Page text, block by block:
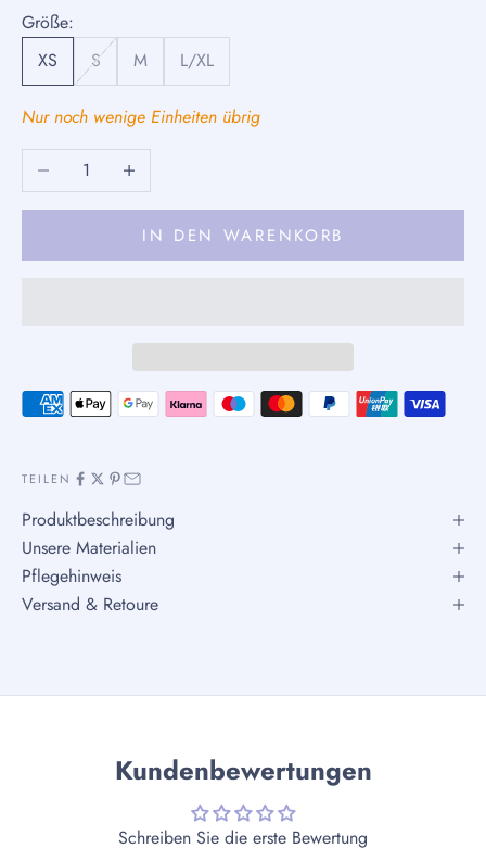
Größe:
XS
S M L/XL
Nur noch wenige Einheiten übrig
Anzahl verringernAnzahl erhöhen
IN DEN WARENKORB
TEILEN
Produktbeschreibung
Unsere Materialien
Pflegehinweis
Versand & Retoure
Kundenbewertungen
Schreiben Sie die erste Bewertung